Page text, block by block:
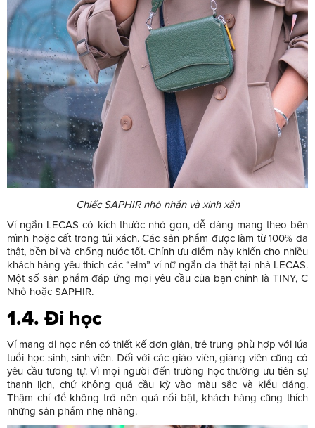
Chiếc SAPHIR nhỏ nhắn và xinh xắn
Ví ngắn LECAS có kích thước nhỏ gọn, dễ dàng mang theo bên
mình hoặc cất trong túi xách. Các sản phẩm được làm từ 100% da
thật, bền bỉ và chống nước tốt. Chính ưu điểm này khiến cho nhiều
khách hàng yêu thích các “elm” ví nữ ngắn da thật tại nhà LECAS.
Một số sản phẩm đáp ứng mọi yêu cầu của bạn chính là TINY, C
Nhỏ hoặc SAPHIR.
1.4. Đi học
Ví mang đi học nên có thiết kế đơn giản, trẻ trung phù hợp với lứa
tuổi học sinh, sinh viên. Đối với các giáo viên, giảng viên cũng có
yêu cầu tương tự. Vì mọi người đến trường học thường ưu tiên sự
thanh lịch, chứ không quá cầu kỳ vào màu sắc và kiểu dáng.
Thậm chí để không trở nên quá nổi bật, khách hàng cũng thích
những sản phẩm nhẹ nhàng.